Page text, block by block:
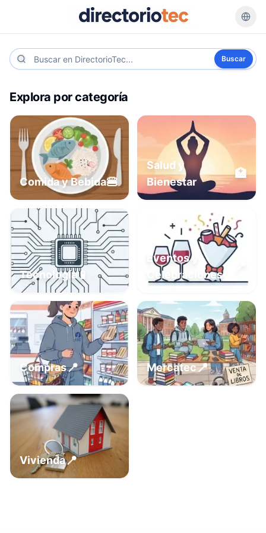
Buscar
Explora por categoría
Comida y Bebida🍔
Salud y
Bienestar
🏥
Tecnología📱
Eventos y
Celebraciones
Compras📍 Mercatec📍
Vivienda📍